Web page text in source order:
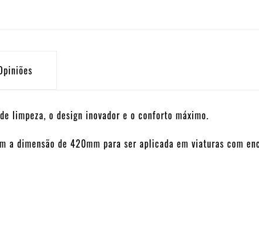
limpeza, o design inovador e o conforto máximo.
a dimensão de 420mm para ser aplicada em viaturas com